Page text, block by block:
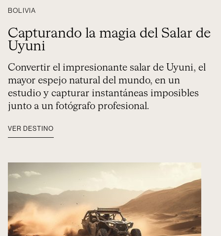
BOLIVIA
Capturando la magia del Salar de
Uyuni
Convertir el impresionante salar de Uyuni, el
mayor espejo natural del mundo, en un
estudio y capturar instantáneas imposibles
junto a un fotógrafo profesional.
VER DESTINO